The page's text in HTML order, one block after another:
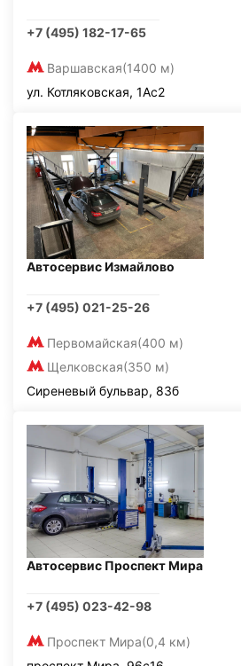
+7 (495) 182-17-65
Варшавская(1400 м)
ул. Котляковская, 1Ас2
Автосервис Измайлово
+7 (495) 021-25-26
Первомайская(400 м)
Щелковская(350 м)
Сиреневый бульвар, 83б
Автосервис Проспект Мира
+7 (495) 023-42-98
Проспект Мира(0,4 км)